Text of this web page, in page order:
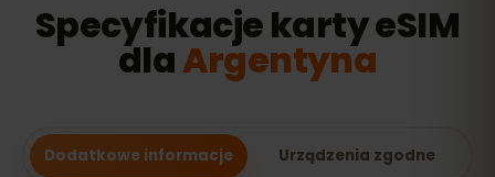
Specyfikacje karty eSIM
dlaArgentyna
Dodatkowe informacje Urządzenia zgodne